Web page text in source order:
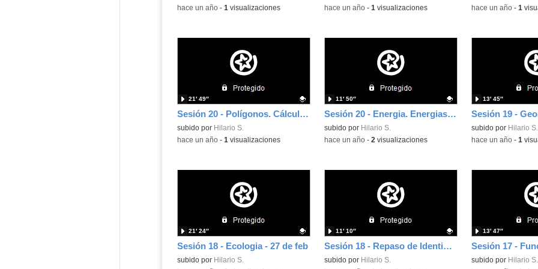
-hace un año- 1 visualizaciones -hace un año- 1 visualizaciones -hace un año- 1
Sesión 20 - Polígonos. Cálculos de Perímetros y Áreas - 18 de mar
Contenido educativo.
subido por Hilario S.
21′ 49″
-hace un año- 1 visualizaciones
Sesión 20 - Energia. Energias Renovables, No Renovables. Consumo Energetico - 13 de marzo
Contenido educativo.
subido por Hilario S.
11′ 50″
-hace un año- 2 visualizaciones
Contenido educativo.
subido por Hilario S.
13′ 45″
-hace un año- 1
Sesión 18 - Ecologia - 27 de feb
Contenido educativo.
subido por Hilario S.
21′ 24″
Sesión 18 - Repaso de Identidades Notables - 04 de mar
Contenido educativo.
subido por Hilario S.
11′ 10″
Contenido educativo.
subido por Hilario S.
13′ 47″